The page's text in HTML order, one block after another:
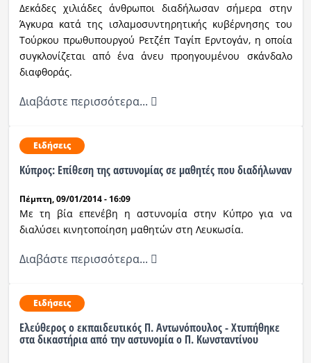
Δεκάδες χιλιάδες άνθρωποι διαδήλωσαν σήμερα στην
Άγκυρα κατά της ισλαμοσυντηρητικής κυβέρνησης του
Τούρκου πρωθυπουργού Ρετζέπ Ταγίπ Ερντογάν, η οποία
συγκλονίζεται από ένα άνευ προηγουμένου σκάνδαλο
διαφθοράς.
Διαβάστε περισσότερα...
Ειδήσεις
Κύπρος: Επίθεση της αστυνομίας σε μαθητές που διαδήλωναν
Πέμπτη, 09/01/2014 - 16:09
Με τη βία επενέβη η αστυνομία στην Κύπρο για να
διαλύσει κινητοποίηση μαθητών στη Λευκωσία.
Διαβάστε περισσότερα...
Ειδήσεις
Ελεύθερος ο εκπαιδευτικός Π. Αντωνόπουλος - Xτυπήθηκε
στα δικαστήρια από την αστυνομία ο Π. Κωνσταντίνου